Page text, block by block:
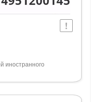
иностранного